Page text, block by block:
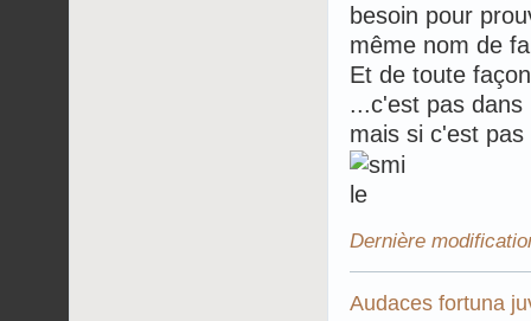
besoin pour
même nom de
Et de toute
...c'est pas dans
mais si c'est
Dernière
Audaces fortuna